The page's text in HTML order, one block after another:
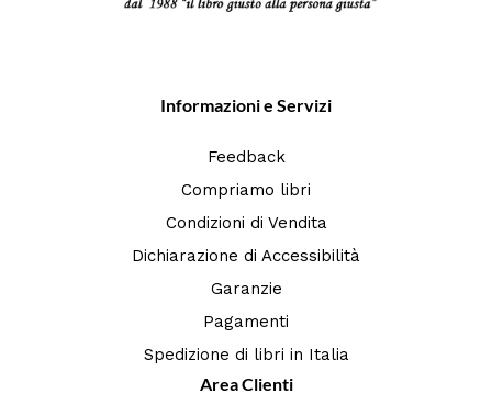
Informazioni e Servizi
Feedback
Compriamo libri
Condizioni di Vendita
Dichiarazione di Accessibilità
Garanzie
Pagamenti
Spedizione di libri in Italia
Area Clienti